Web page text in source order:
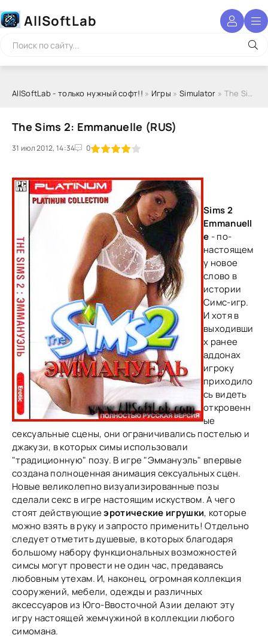
AllSoftLab
AllSoftLab - только нужный софт!! » Игры » Simulator » The Sims 2: Emmanuelle (RUS)
The Sims 2: Emmanuelle (RUS)
31 июл 2012, 14:34 0
1 2 3 4 5
Sims 2
Emmanuell
e - по-
настоящем
у новое
слово в
истории
Симс-игр.
И хотя в
выходивши
х ранее
аддонах
игроку
приходило
сь видеть
откровенн
ые
сексуальные сцены, они ограничивались постелью и
джакузи, в которых симы использовали
"традиционную" позу. В игре "Эммануэль" впервые
создана полноценная анимация сексуальных сцен.
Новые великолепно визуализированные позы
сделали секс в игре настоящим искуством. А чего
стоят действующиеэротические игрушки, которые
можно взять в руку и запросто применить! Отдельно
следует отметить душевые, в которых благодаря
большому набору функциональных возможностей
симсы могут провести не один час, предаваясь
любовным утехам. И, наконец, огромная коллекция
сооружений, мебели, одежды и различных
аксессуаров из Юго-Ввосточной Азии делают эту
игру настоящей жемчужиной в коллекции любого
симомана.